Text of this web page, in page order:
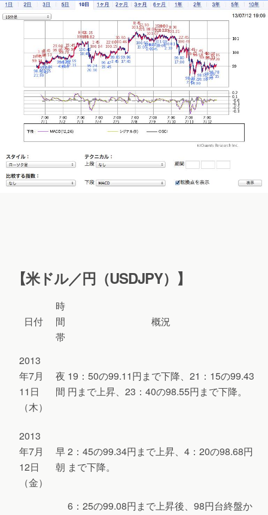
【米ドル／円（USDJPY）】
日付
時
間
帯
概況
2013
年7月
11日
（木）
夜
間
19：50の99.11円まで下降、21：15の99.43
円まで上昇、23：40の98.55円まで下降。
2013
年7月
12日
（金）
早
朝
2：45の99.34円まで上昇、4：20の98.68円
まで下降。
6：25の99.08円まで上昇後、98円台終盤か